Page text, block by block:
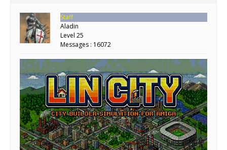
Staff
Aladin
Level 25
Messages : 16072